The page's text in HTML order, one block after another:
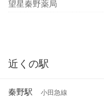
望星秦野薬局
近くの駅
秦野駅 小田急線